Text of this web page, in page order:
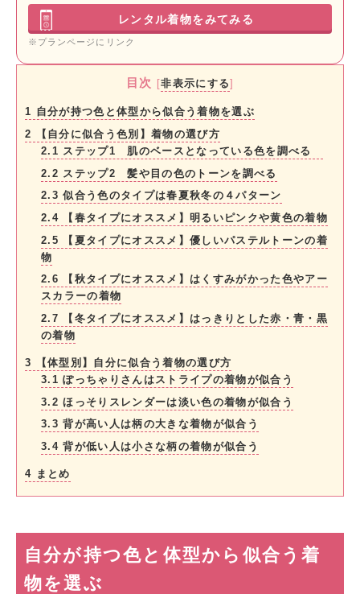
レンタル着物をみてみる
※プランページにリンク
目次 [非表示にする]
1 自分が持つ色と体型から似合う着物を選ぶ
2 【自分に似合う色別】着物の選び方
2.1 ステップ1 肌のベースとなっている色を調べる
2.2 ステップ2 髪や目の色のトーンを調べる
2.3 似合う色のタイプは春夏秋冬の４パターン
2.4【春タイプにオススメ】明るいピンクや黄色の着物
2.5 【夏タイプにオススメ】優しいパステルトーンの着
物
2.6 【秋タイプにオススメ】はくすみがかった色やアー
スカラーの着物
2.7 【冬タイプにオススメ】はっきりとした赤・青・黒
の着物
3 【体型別】自分に似合う着物の選び方
3.1 ぽっちゃりさんはストライプの着物が似合う
3.2 ほっそりスレンダーは淡い色の着物が似合う
3.3 背が高い人は柄の大きな着物が似合う
3.4背が低い人は小さな柄の着物が似合う
4 まとめ
自分が持つ色と体型から似合う着
物を選ぶ